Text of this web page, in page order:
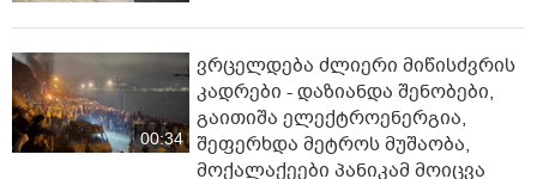
00:34
ვრცელდება ძლიერი მიწისძვრის
კადრები - დაზიანდა შენობები,
გაითიშა ელექტროენერგია,
შეფერხდა მეტროს მუშაობა,
მოქალაქეები პანიკამ მოიცვა